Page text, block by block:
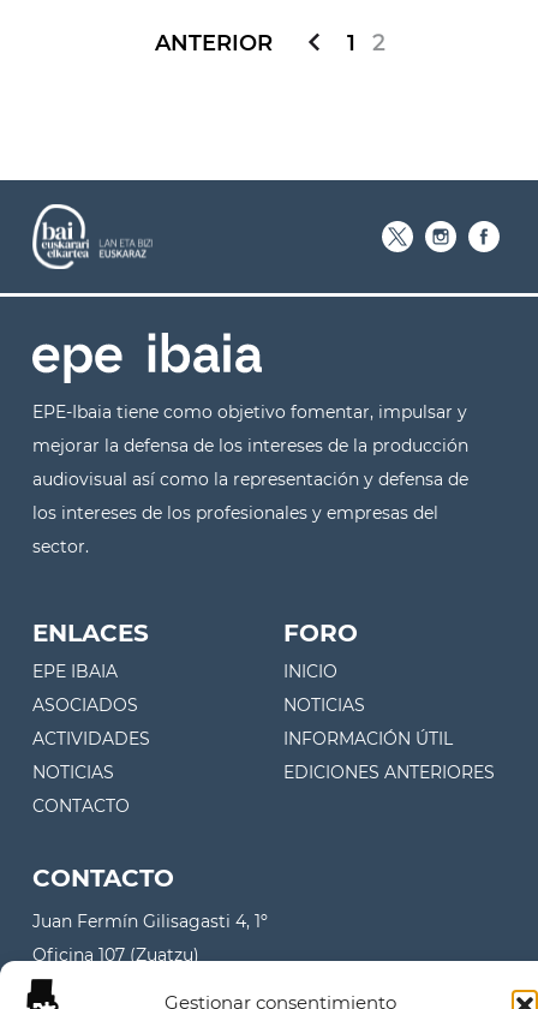
Gestionar consentimiento
ANTERIOR 1 2
EPE-Ibaia tiene como objetivo fomentar, impulsar y
mejorar la defensa de los intereses de la producción
audiovisual así como la representación y defensa de
los intereses de los profesionales y empresas del
sector.
ENLACES
EPE IBAIA
ASOCIADOS
ACTIVIDADES
NOTICIAS
CONTACTO
FORO
INICIO
NOTICIAS
INFORMACIÓN ÚTIL
EDICIONES ANTERIORES
CONTACTO
Juan Fermín Gilisagasti 4, 1º
Oficina 107 (Zuatzu)
20018 Donostia - San Sebastian